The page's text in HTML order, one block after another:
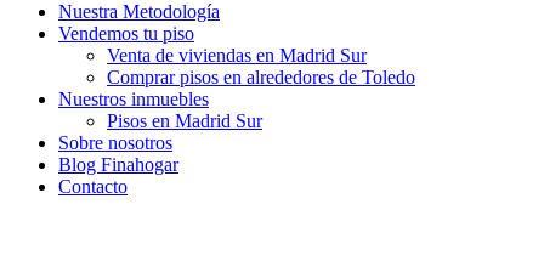
Nuestra Metodología
Vendemos tu piso
Venta de viviendas en Madrid Sur
Comprar pisos en alrededores de Toledo
Nuestros inmuebles
Pisos en Madrid Sur
Sobre nosotros
Blog Finahogar
Contacto